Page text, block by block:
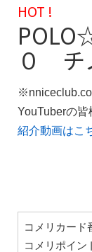
HOT !
０ チ
YouTuberの皆
紹介動画はこ
コメリカード
コメリポイン